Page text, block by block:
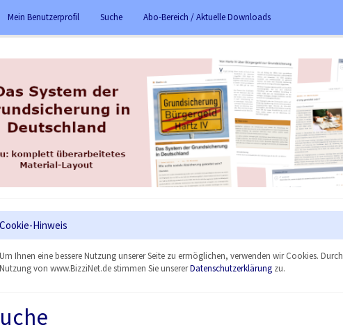
Mein Benutzerprofil Suche Abo-Bereich / Aktuelle Downloads
Cookie-Hinweis
Um Ihnen eine bessere Nutzung unserer Seite zu ermöglichen, verwenden wir Cookies. Durch
Nutzung von www.BizziNet.de stimmen Sie unsererDatenschutzerklärungzu.